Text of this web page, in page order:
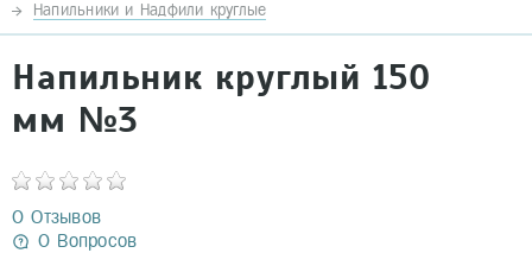
Напильники и Надфили круглые
Напильник круглый 150
мм №3
0 Отзывов
0 Вопросов